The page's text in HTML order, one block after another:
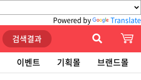
Powered by Translate
검색결과
이벤트 기획몰 브랜드몰